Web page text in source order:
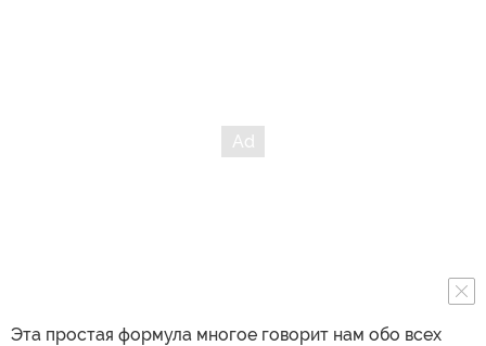
Эта простая формула многое говорит нам обо всех